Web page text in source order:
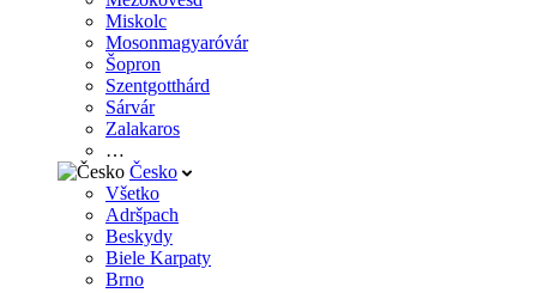
Miskolc
Mosonmagyaróvár
Šopron
Szentgotthárd
Sárvár
Zalakaros
…
Česko
Všetko
Adršpach
Beskydy
Biele Karpaty
Brno